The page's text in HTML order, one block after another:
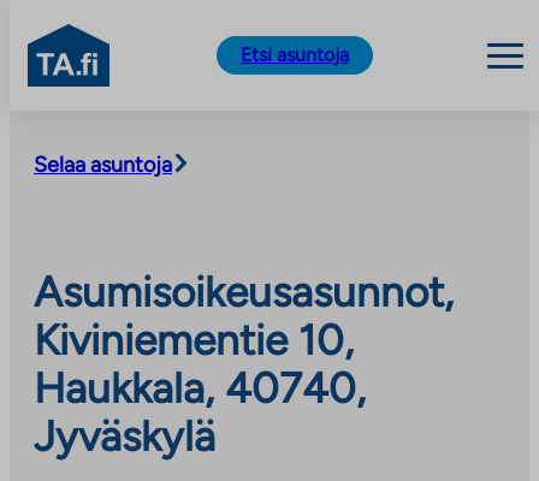
sisältöön
TA.fi
Etsi asuntoja
Selaa asuntoja
Asumisoikeusasunnot,
Kiviniementie 10,
Haukkala, 40740,
Jyväskylä